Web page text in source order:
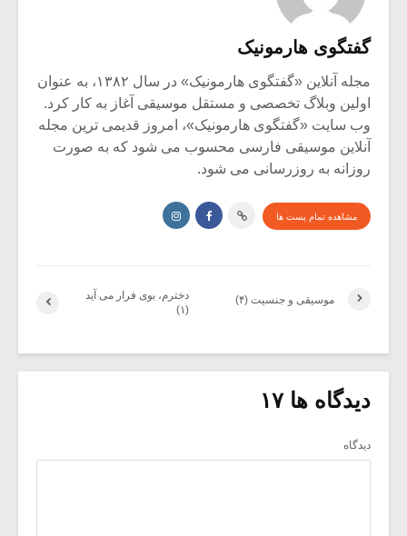
گفتگوی هارمونیک
مجله آنلاین «گفتگوی هارمونیک» در سال ۱۳۸۲، به عنوان
اولین وبلاگ تخصصی و مستقل موسیقی آغاز به کار کرد.
وب سایت «گفتگوی هارمونیک»، امروز قدیمی ترین مجله
آنلاین موسیقی فارسی محسوب می شود که به صورت
روزانه به روزرسانی می شود.
مشاهده تمام پست ها
دخترم، بوی فرار می آید
(۱)
موسیقی و جنسیت (۴)
دیدگاه ها ۱۷
دیدگاه